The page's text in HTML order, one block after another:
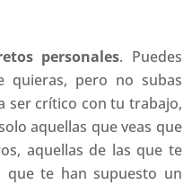
personales. Puedes
quieras, pero no subas
ser crítico con tu trabajo,
aquellas que veas que
aquellas de las que te
que te han supuesto un